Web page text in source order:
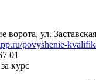
ворота, ул.
povyshenie-
01
курс